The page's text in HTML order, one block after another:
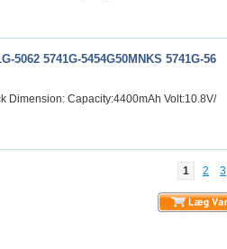
5062 5741G-5454G50MNKS 5741G-56
Dimension: Capacity:4400mAh Volt:10.8V/
1 2 3